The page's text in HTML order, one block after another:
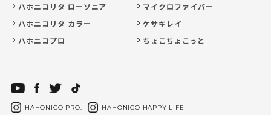
ハホニコリタ ローソニア
ハホニコリタ カラー
ハホニコプロ
マイクロファイバー
ケサキレイ
ちょこちょこっと
HAHONICO PRO. HAHONICO HAPPY LIFE